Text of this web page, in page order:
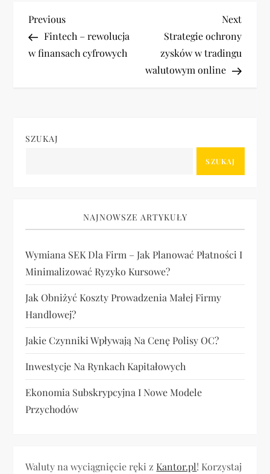
N
a
g
j
a
w
p
i
s
u
Previous
Post
Previous
Fintech – rewolucja
w finansach cyfrowych
Next
Post
Next
Strategie ochrony
zysków w tradingu
walutowym online
SZUKAJ
SZUKAJ
NAJNOWSZE ARTYKUŁY
Wymiana SEK Dla Firm – Jak Planować Płatności I
Minimalizować Ryzyko Kursowe?
Jak Obniżyć Koszty Prowadzenia Małej Firmy
Handlowej?
Jakie Czynniki Wpływają Na Cenę Polisy OC?
Inwestycje Na Rynkach Kapitałowych
Ekonomia Subskrypcyjna I Nowe Modele
Przychodów
Waluty na wyciągnięcie ręki z Kantor.pl! Korzystaj